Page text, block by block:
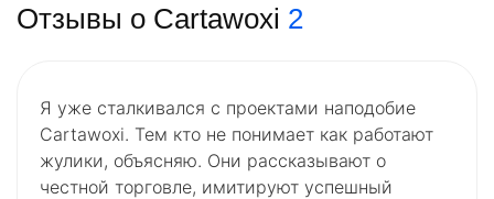
Отзывы о Cartawoxi 2
Я уже сталкивался с проектами наподобие
Cartawoxi. Тем кто не понимает как работают
жулики, объясняю. Они рассказывают о
честной торговле, имитируют успешный